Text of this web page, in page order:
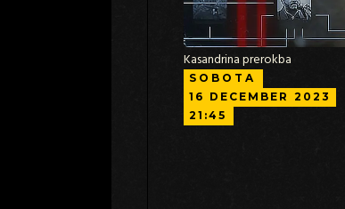
Kasandrina prerokba
SOBOTA
16 DECEMBER 2023
21:45